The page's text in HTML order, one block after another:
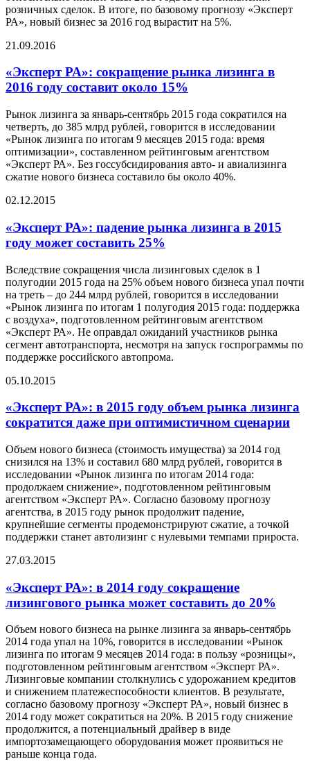
розничных сделок. В итоге, по базовому прогнозу «Эксперт
РА», новый бизнес за 2016 год вырастит на 5%.
21.09.2016
«Эксперт РА»: сокращение рынка лизинга в
2016 году составит около 15%
Рынок лизинга за январь-сентябрь 2015 года сократился на
четверть, до 385 млрд рублей, говорится в исследовании
«Рынок лизинга по итогам 9 месяцев 2015 года: время
оптимизации», составленном рейтинговым агентством
«Эксперт РА». Без госсубсидирования авто- и авиализинга
сжатие нового бизнеса составило бы около 40%.
02.12.2015
«Эксперт РА»: падение рынка лизинга в 2015
году может составить 25%
Вследствие сокращения числа лизинговых сделок в 1
полугодии 2015 года на 25% объем нового бизнеса упал почти
на треть – до 244 млрд рублей, говорится в исследовании
«Рынок лизинга по итогам 1 полугодия 2015 года: поддержка
с воздуха», подготовленном рейтинговым агентством
«Эксперт РА». Не оправдал ожиданий участников рынка
сегмент автотранспорта, несмотря на запуск госпрограммы по
поддержке российского автопрома.
05.10.2015
«Эксперт РА»: в 2015 году объем рынка лизинга
сократится даже при оптимистичном сценарии
Объем нового бизнеса (стоимость имущества) за 2014 год
снизился на 13% и составил 680 млрд рублей, говорится в
исследовании «Рынок лизинга по итогам 2014 года:
продолжаем снижение», подготовленном рейтинговым
агентством «Эксперт РА». Согласно базовому прогнозу
агентства, в 2015 году рынок продолжит падение,
крупнейшие сегменты продемонстрируют сжатие, а точкой
поддержки станет автолизинг с нулевыми темпами прироста.
27.03.2015
«Эксперт РА»: в 2014 году сокращение
лизингового рынка может составить до 20%
Объем нового бизнеса на рынке лизинга за январь-сентябрь
2014 года упал на 10%, говорится в исследовании «Рынок
лизинга по итогам 9 месяцев 2014 года: в пользу «розницы»,
подготовленном рейтинговым агентством «Эксперт РА».
Лизинговые компании столкнулись с удорожанием кредитов
и снижением платежеспособности клиентов. В результате,
согласно базовому прогнозу «Эксперт РА», новый бизнес в
2014 году может сократиться на 20%. В 2015 году снижение
продолжится, а потенциальный драйвер в виде
импортозамещающего оборудования может проявиться не
раньше конца года.